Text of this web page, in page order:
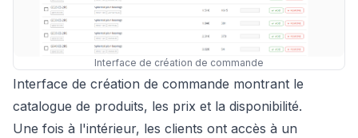
Interface de création de commande
Interface de création de commande montrant le
catalogue de produits, les prix et la disponibilité.
Une fois à l'intérieur, les clients ont accès à un